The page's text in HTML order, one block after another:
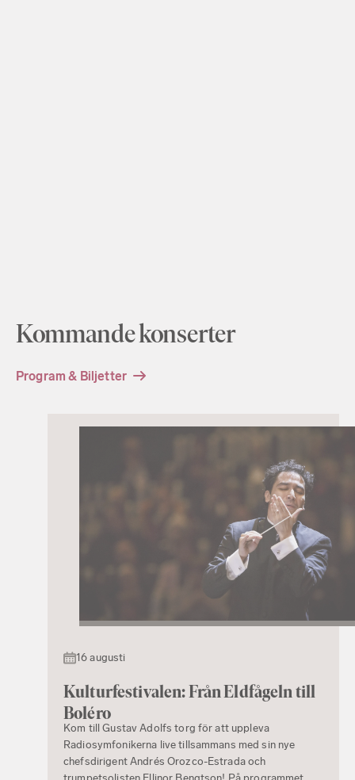
Kommande konserter
Program & Biljetter
16 augusti
Kulturfestivalen: Från Eldfågeln till
Boléro
Kom till Gustav Adolfs torg för att uppleva
Radiosymfonikerna live tillsammans med sin nye
chefsdirigent Andrés Orozco-Estrada och